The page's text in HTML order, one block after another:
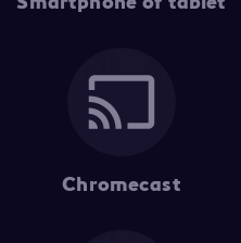
Chromecast